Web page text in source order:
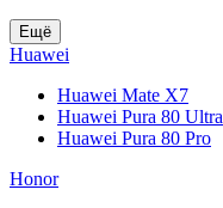
Ещё
Huawei
Huawei Mate X7
Huawei Pura 80 Ultra
Huawei Pura 80 Pro
Honor